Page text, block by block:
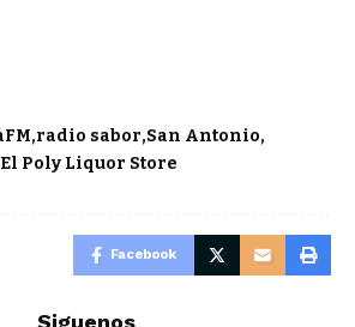
radio sabor San Antonio
Poly Liquor Store
Facebook
Siguenos